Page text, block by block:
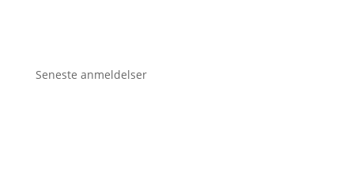
Seneste anmeldelser